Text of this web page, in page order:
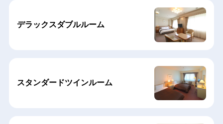
デラックスダブルルーム
スタンダードツインルーム